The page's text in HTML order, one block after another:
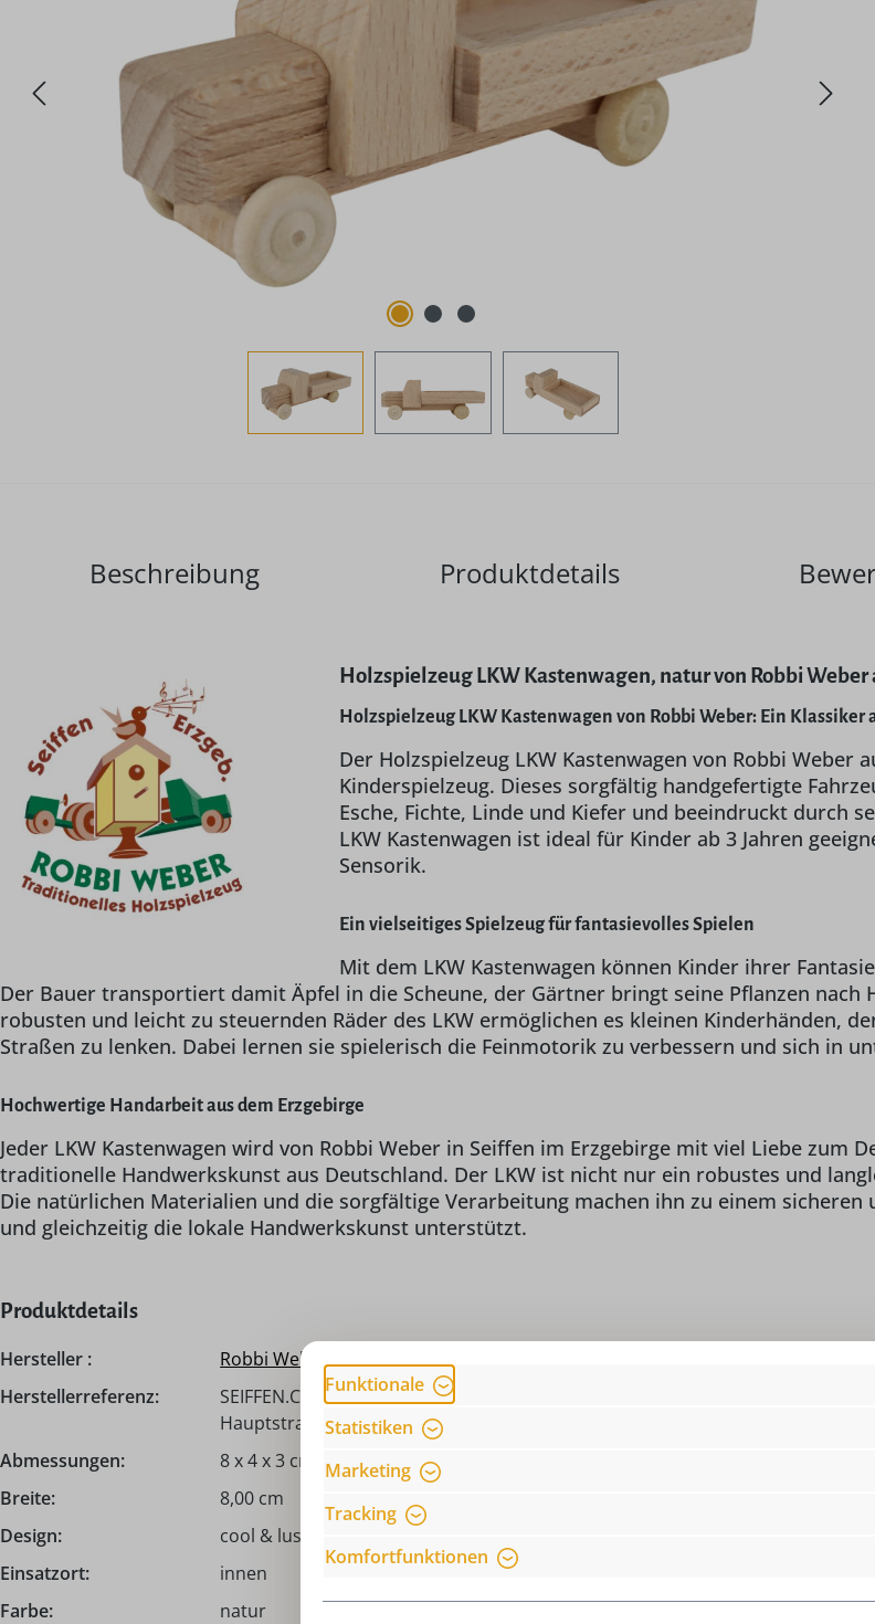
Beschreibung Produktdetails
Holzspielzeug LKW Kastenwagen, natur von Robbi
Holzspielzeug LKW Kastenwagen von Robbi Weber: Ein Klassiker
Der Holzspielzeug LKW Kastenwagen von Robbi
Kinderspielzeug. Dieses sorgfältig handgefertigte
Esche, Fichte, Linde und Kiefer und beeindruckt durch
LKW Kastenwagen ist ideal für Kinder ab 3 Jahren
Sensorik.
Ein vielseitiges Spielzeug für fantasievolles Spielen
Mit dem LKW Kastenwagen können Kinder ihrer
Der Bauer transportiert damit Äpfel in die Scheune, der Gärtner bringt seine Pflanzen
robusten und leicht zu steuernden Räder des LKW ermöglichen es kleinen Kinderhänden,
Straßen zu lenken. Dabei lernen sie spielerisch die Feinmotorik zu verbessern und sich in
Hochwertige Handarbeit aus dem Erzgebirge
Jeder LKW Kastenwagen wird von Robbi Weber in Seiffen im Erzgebirge mit viel Liebe
traditionelle Handwerkskunst aus Deutschland. Der LKW ist nicht nur ein robustes und
Die natürlichen Materialien und die sorgfältige Verarbeitung machen ihn zu einem
und gleichzeitig die lokale Handwerkskunst unterstützt.
Produktdetails
Hersteller :
Robbi Weber
Herstellerreferenz:
SEIFFEN.COM by Nestler GmbH, c/o Robbi Weber,
Hauptstraße 132, 09548 Seiffen, info@seiffen.com
Abmessungen:
8 x 4 x 3 cm
Breite:
8,00 cm
Design:
cool & lustig, naturbelassen, verspielt
Einsatzort:
innen
Farbe:
natur
Funktionale
Statistiken
Marketing
Tracking
Komfortfunktionen